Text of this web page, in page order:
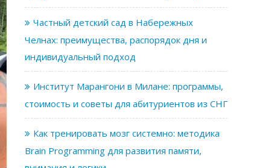
Частный детский сад в Набережных
Челнах: преимущества, распорядок дня и
индивидуальный подход
Институт Марангони в Милане: программы,
стоимость и советы для абитуриентов из СНГ
Как тренировать мозг системно: методика
Brain Programming для развития памяти,